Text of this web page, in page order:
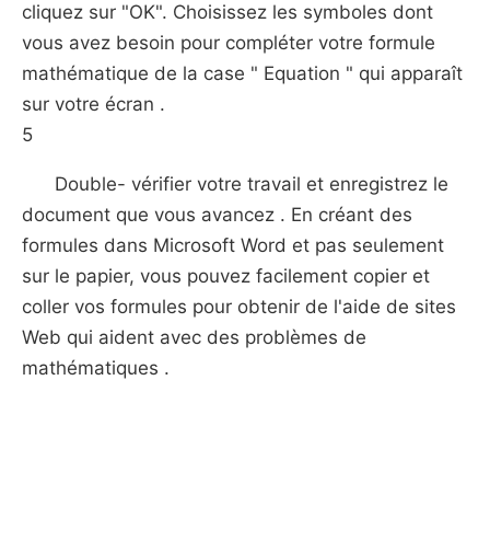
cliquez sur "OK". Choisissez les symboles dont
vous avez besoin pour compléter votre formule
mathématique de la case " Equation " qui apparaît
sur votre écran .
5
Double- vérifier votre travail et enregistrez le
document que vous avancez . En créant des
formules dans Microsoft Word et pas seulement
sur le papier, vous pouvez facilement copier et
coller vos formules pour obtenir de l'aide de sites
Web qui aident avec des problèmes de
mathématiques .